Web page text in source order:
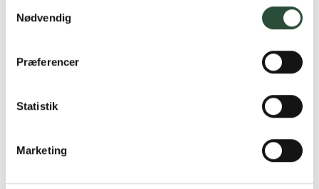
Nødvendig
Præferencer
Statistik
Marketing